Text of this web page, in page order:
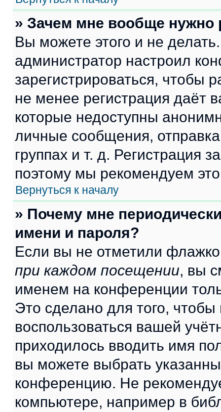
» Зачем мне вообще нужно
Вы можете этого и не
администратор настроил
зарегистрироваться, чтобы
не менее регистрация даёт
которые недоступны
личные сообщения,
группах и т. д. Регистрация
поэтому мы рекомендуем
Вернуться к началу
» Почему мне
имени и пароля?
Если вы не отметили
при каждом посещении, вы
именем на конференции
Это сделано для того, чтобы
воспользоваться вашей
приходилось вводить имя
вы можете выбрать
конференцию. Не
компьютере, например в